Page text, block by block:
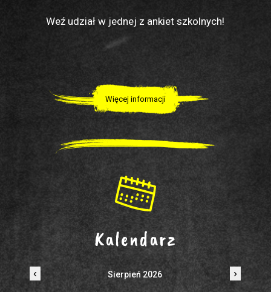
Weź udział w jednej z ankiet szkolnych!
Więcej informacji
Kalendarz
‹ Sierpień 2026 ›